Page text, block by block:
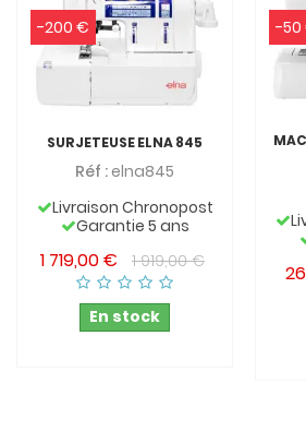
SURJETEUSE ELNA 845
Réf : elna845
Livraison Chronopost
Garantie 5 ans
1 719,00 € 1 919,00 €
-200 €
En stock
-50